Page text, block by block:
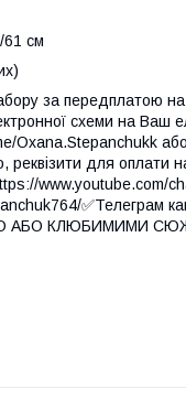
61 см
за передплатою
схеми на Ваш
Oxana.Stepanchukk
для оплати
www.youtube.com/
✅Телеграм
КЛЮБИМИМИ